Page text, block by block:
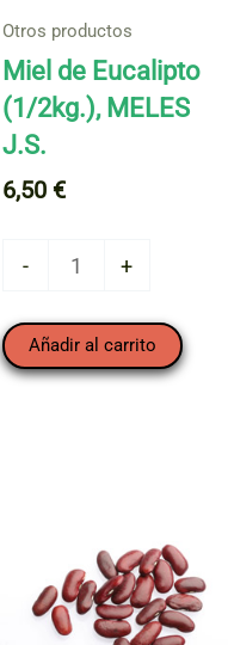
Otros productos
Miel de Eucalipto
(1/2kg.), MELES
J.S.
6,50 €
-
Eucalipto
(1/2kg.),
+
Añadir al carrito